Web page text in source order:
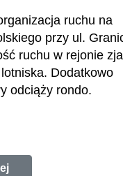
ruchu na
przy ul.
ruchu w rejonie
Dodatkowo
odciąży rondo.